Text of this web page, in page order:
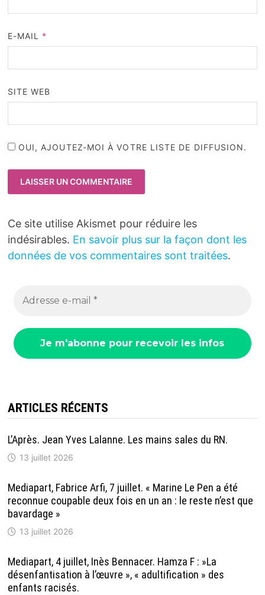
E-MAIL *
SITE WEB
OUI, AJOUTEZ-MOI À VOTRE LISTE DE DIFFUSION.
Ce site utilise Akismet pour réduire les
indésirables. En savoir plus sur la façon dont les
données de vos commentaires sont traitées.
ARTICLES RÉCENTS
L’Après. Jean Yves Lalanne. Les mains sales du RN.
13 juillet 2026
Mediapart, Fabrice Arfi, 7 juillet. « Marine Le Pen a été
reconnue coupable deux fois en un an : le reste n’est que
bavardage »
13 juillet 2026
Mediapart, 4 juillet, Inès Bennacer. Hamza F : »La
désenfantisation à l’œuvre », « adultification » des
enfants racisés.